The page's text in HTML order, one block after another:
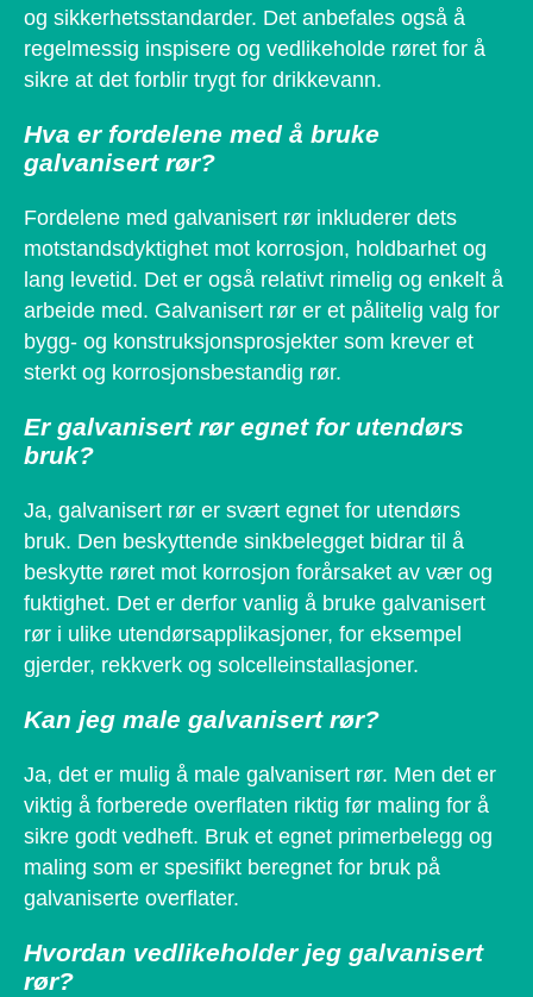
og sikkerhetsstandarder. Det anbefales også å
regelmessig inspisere og vedlikeholde røret for å
sikre at det forblir trygt for drikkevann.
Hva er fordelene med å bruke
galvanisert rør?
Fordelene med galvanisert rør inkluderer dets
motstandsdyktighet mot korrosjon, holdbarhet og
lang levetid. Det er også relativt rimelig og enkelt å
arbeide med. Galvanisert rør er et pålitelig valg for
bygg- og konstruksjonsprosjekter som krever et
sterkt og korrosjonsbestandig rør.
Er galvanisert rør egnet for utendørs
bruk?
Ja, galvanisert rør er svært egnet for utendørs
bruk. Den beskyttende sinkbelegget bidrar til å
beskytte røret mot korrosjon forårsaket av vær og
fuktighet. Det er derfor vanlig å bruke galvanisert
rør i ulike utendørsapplikasjoner, for eksempel
gjerder, rekkverk og solcelleinstallasjoner.
Kan jeg male galvanisert rør?
Ja, det er mulig å male galvanisert rør. Men det er
viktig å forberede overflaten riktig før maling for å
sikre godt vedheft. Bruk et egnet primerbelegg og
maling som er spesifikt beregnet for bruk på
galvaniserte overflater.
Hvordan vedlikeholder jeg galvanisert
rør?